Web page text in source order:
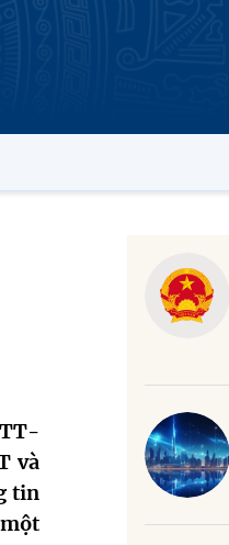
và
tin